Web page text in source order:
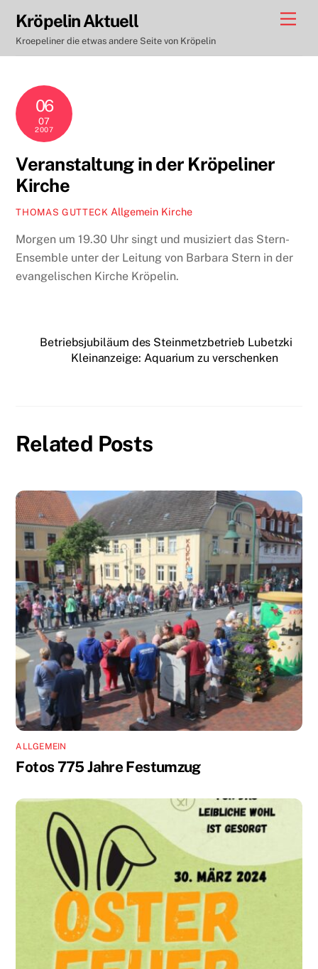
content
Kröpelin Aktuell
Kroepeliner die etwas andere Seite von Kröpelin
06
07
2007
Veranstaltung in der Kröpeliner
Kirche
THOMAS GUTTECK Allgemein Kirche
Morgen um 19.30 Uhr singt und musiziert das Stern-
Ensemble unter der Leitung von Barbara Stern in der
evangelischen Kirche Kröpelin.
Betriebsjubiläum des Steinmetzbetrieb Lubetzki
Kleinanzeige: Aquarium zu verschenken
Related Posts
ALLGEMEIN
Fotos 775 Jahre Festumzug